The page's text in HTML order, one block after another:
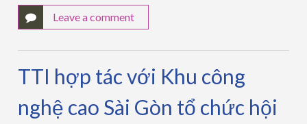
Leave a comment
TTI hợp tác với Khu công
nghệ cao Sài Gòn tổ chức hội